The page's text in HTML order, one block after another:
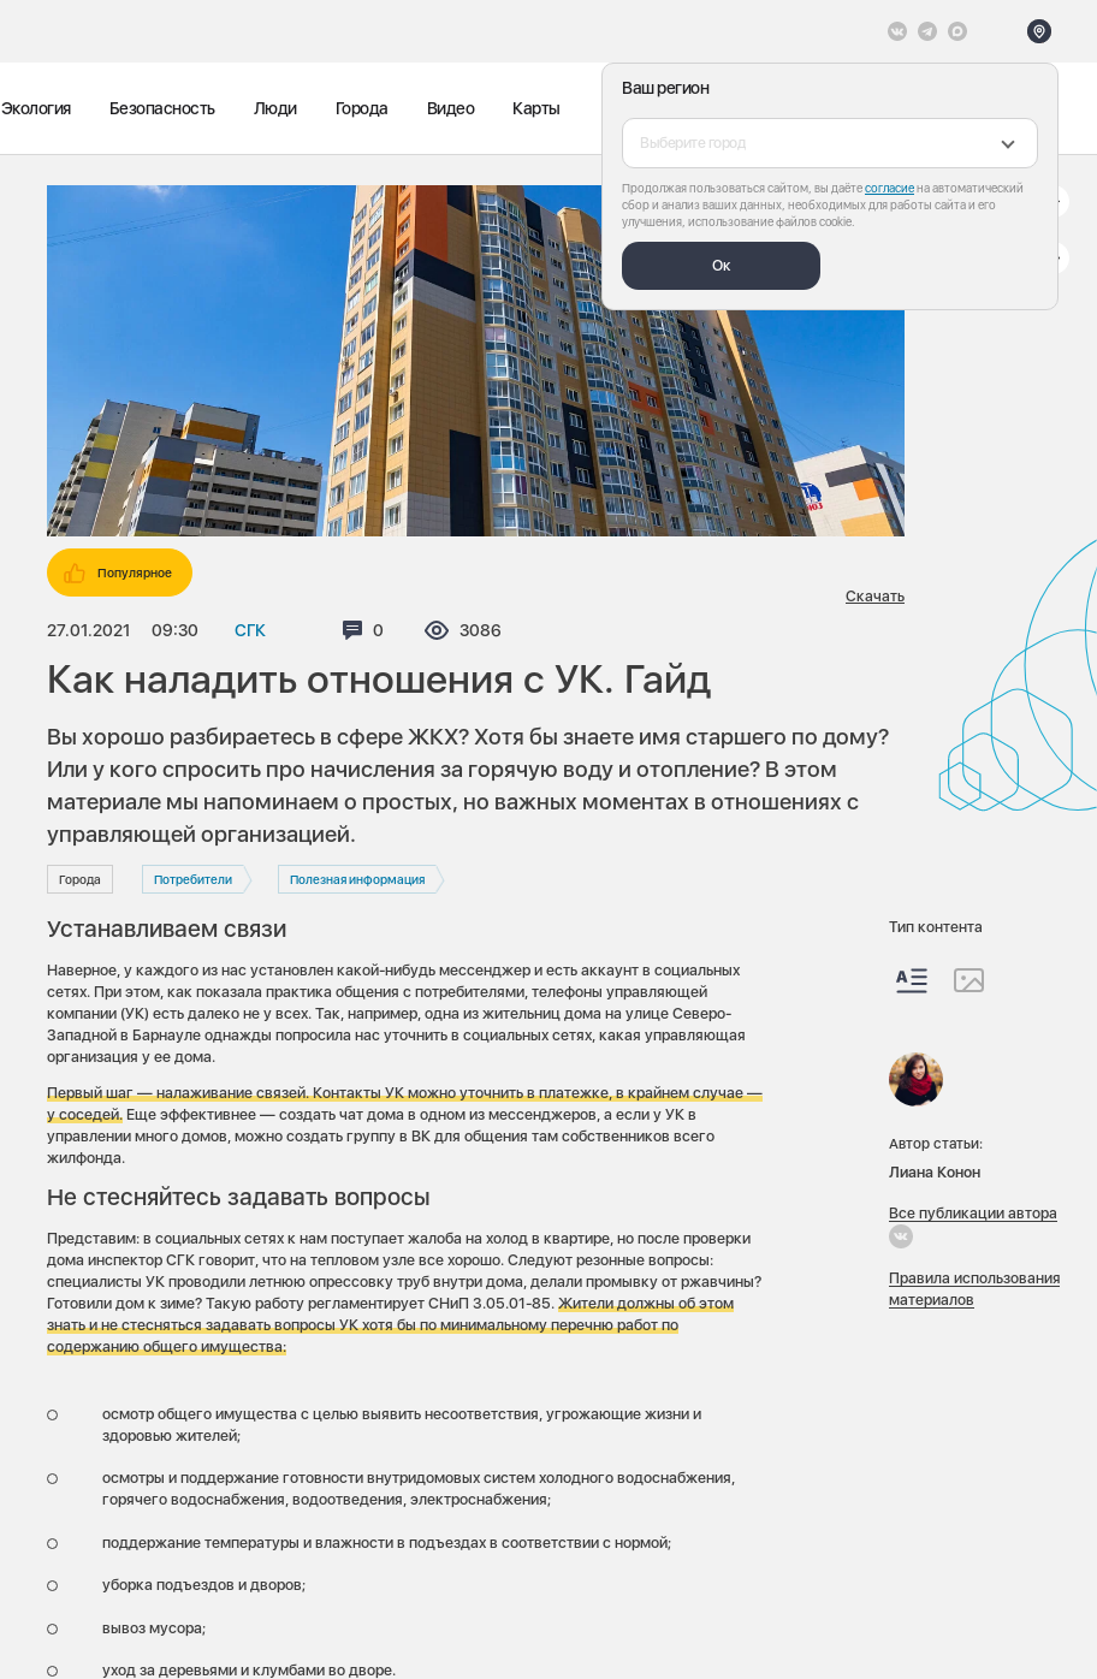
Ваш регион
Выберите город
Продолжая пользоваться сайтом, вы даётесогласиена автоматический
сбор и анализ ваших данных, необходимых для работы сайта и его
улучшения, использование файлов cookie.
Ок
Экология Безопасность Люди Города Видео Карты
Популярное
27.01.2021 09:30 СГК Комментариев:
0 Просмотров:
3086
Скачать
Как наладить отношения с УК. Гайд
Вы хорошо разбираетесь в сфере ЖКХ? Хотя бы знаете имя старшего по дому?
Или у кого спросить про начисления за горячую воду и отопление? В этом
материале мы напоминаем о простых, но важных моментах в отношениях с
управляющей организацией.
Города Потребители Полезная информация
Устанавливаем связи
Наверное, у каждого из нас установлен какой-нибудь мессенджер и есть аккаунт в социальных
сетях. При этом, как показала практика общения с потребителями, телефоны управляющей
компании (УК) есть далеко не у всех. Так, например, одна из жительниц дома на улице Северо-
Западной в Барнауле однажды попросила нас уточнить в социальных сетях, какая управляющая
организация у ее дома.
Первый шаг — налаживание связей. Контакты УК можно уточнить в платежке, в крайнем случае —
у соседей. Еще эффективнее — создать чат дома в одном из мессенджеров, а если у УК в
управлении много домов, можно создать группу в ВК для общения там собственников всего
жилфонда.
Не стесняйтесь задавать вопросы
Представим: в социальных сетях к нам поступает жалоба на холод в квартире, но после проверки
дома инспектор СГК говорит, что на тепловом узле все хорошо. Следуют резонные вопросы:
специалисты УК проводили летнюю опрессовку труб внутри дома, делали промывку от ржавчины?
Готовили дом к зиме? Такую работу регламентирует СНиП 3.05.01-85.Жители должны об этом
знать и не стесняться задавать вопросы УК хотя бы по минимальному перечню работ по
содержанию общего имущества:
осмотр общего имущества с целью выявить несоответствия, угрожающие жизни и
здоровью жителей;
осмотры и поддержание готовности внутридомовых систем холодного водоснабжения,
горячего водоснабжения, водоотведения, электроснабжения;
поддержание температуры и влажности в подъездах в соответствии с нормой;
уборка подъездов и дворов;
вывоз мусора;
уход за деревьями и клумбами во дворе.
Тип контента
Автор статьи:
Лиана Конон
Все публикации автора
Правила использования
материалов